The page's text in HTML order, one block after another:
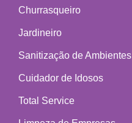
Churrasqueiro
Jardineiro
Sanitização de Ambientes
Cuidador de Idosos
Total Service